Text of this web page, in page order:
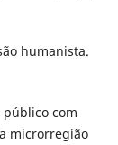
humanista.
público com
microrregião